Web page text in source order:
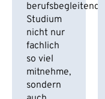
berufsbegleitenden
Studium
nicht nur
fachlich
so viel
mitnehme,
sondern